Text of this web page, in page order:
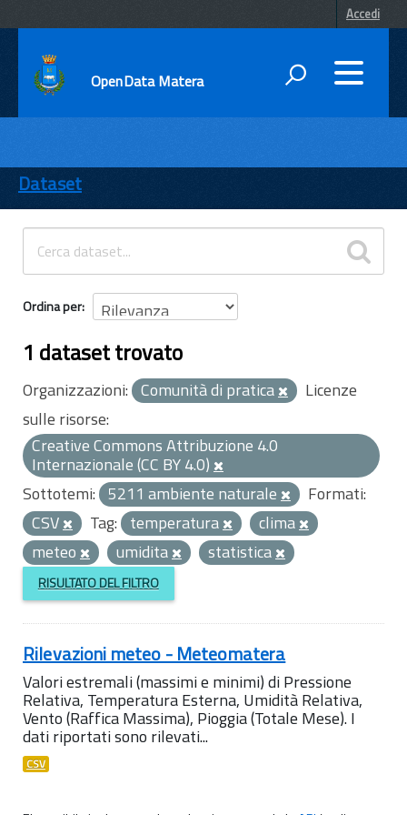
Accedi
OpenData Matera
ENTI
TEMI
INFORMAZIONI
Dataset
Ordina per
1 dataset trovato
Organizzazioni: Comunità di pratica
Licenze
sulle risorse:
Creative Commons Attribuzione 4.0
Internazionale (CC BY 4.0)
Sottotemi: 5211 ambiente naturale
Formati:
CSV
Tag: temperatura
clima
meteo
umidita statistica
RISULTATO DEL FILTRO
Rilevazioni meteo - Meteomatera
Valori estremali (massimi e minimi) di Pressione
Relativa, Temperatura Esterna, Umidità Relativa,
Vento (Raffica Massima), Pioggia (Totale Mese). I
dati riportati sono rilevati...
CSV